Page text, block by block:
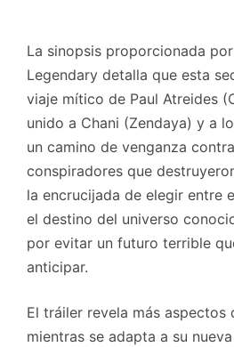
La sinopsis proporcionada
Legendary detalla que esta
viaje mítico de Paul Atreides
unido a Chani (Zendaya) y a
un camino de venganza
conspiradores que
la encrucijada de elegir entre
el destino del universo
por evitar un futuro terrible
anticipar.
El tráiler revela más aspectos
mientras se adapta a su